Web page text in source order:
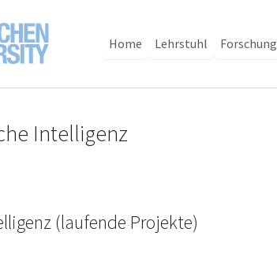
Home Lehrstuhl Forschung
Intelligenz
(laufende Projekte)